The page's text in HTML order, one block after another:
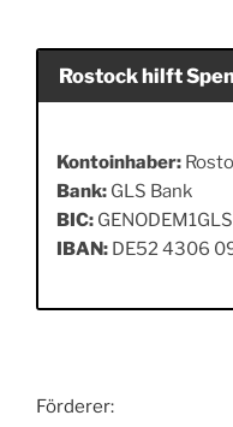
Rostock hilft
Kontoinhaber:
Bank: GLS Bank
BIC: GENODEM1GLS
IBAN: DE52 4306
Förderer: